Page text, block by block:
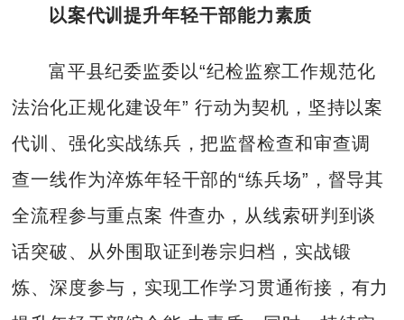
以案代训提升年轻干部能力素质
富平县纪委监委以“纪检监察工作规范化
法治化正规化建设年” 行动为契机，坚持以案
代训、强化实战练兵，把监督检查和审查调
查一线作为淬炼年轻干部的“练兵场”，督导其
全流程参与重点案 件查办，从线索研判到谈
话突破、从外围取证到卷宗归档，实战锻
炼、深度参与，实现工作学习贯通衔接，有力